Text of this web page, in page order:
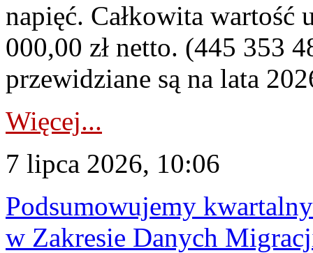
napięć. Całkowita
000,00 zł netto. (445 353
przewidziane są na lata
Więcej...
7 lipca 2026, 10:06
Podsumowujemy
w Zakresie Danych